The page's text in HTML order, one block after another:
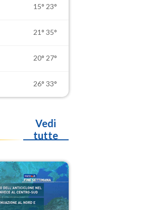
15° 23°
21° 35°
20° 27°
26° 33°
Vedi
tutte